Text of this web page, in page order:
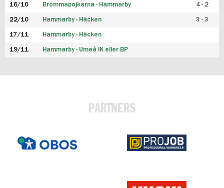
16/10 Brommapojkarna - Hammarby 4 - 2
22/10 Hammarby - Häcken 3 - 3
17/11 Hammarby - Häcken
19/11 Hammarby - Umeå IK eller BP
PARTNERS